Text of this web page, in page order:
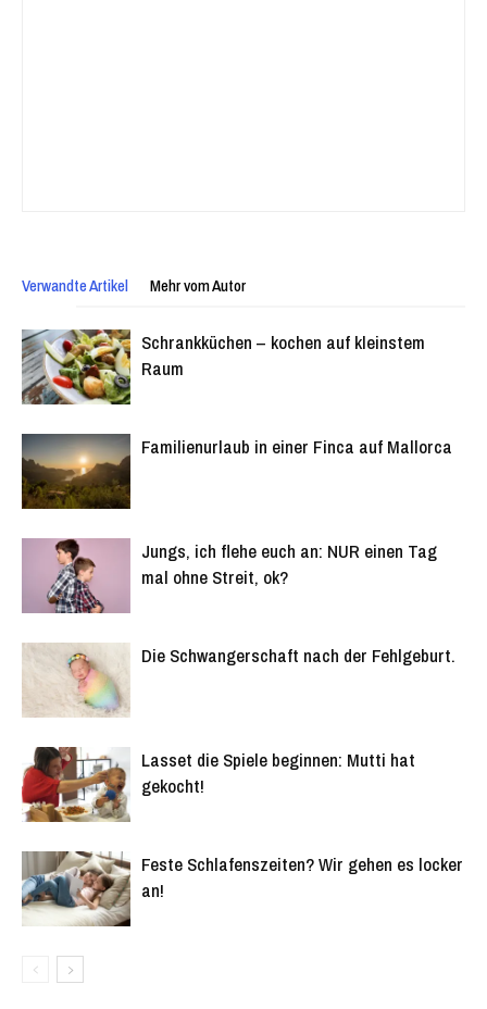
Verwandte Artikel Mehr vom Autor
Schrankküchen – kochen auf kleinstem
Raum
Familienurlaub in einer Finca auf Mallorca
Jungs, ich flehe euch an: NUR einen Tag
mal ohne Streit, ok?
Die Schwangerschaft nach der Fehlgeburt.
Lasset die Spiele beginnen: Mutti hat
gekocht!
Feste Schlafenszeiten? Wir gehen es locker
an!